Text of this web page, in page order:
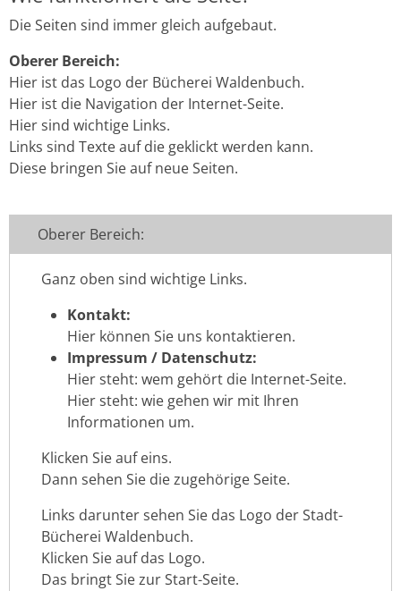
Die Seiten sind immer gleich aufgebaut.
Oberer Bereich:
Hier ist das Logo der Bücherei Waldenbuch.
Hier ist die Navigation der Internet-Seite.
Hier sind wichtige Links.
Links sind Texte auf die geklickt werden kann.
Diese bringen Sie auf neue Seiten.
Oberer Bereich:
Ganz oben sind wichtige Links.
Kontakt:
Hier können Sie uns kontaktieren.
Impressum / Datenschutz:
Hier steht: wem gehört die Internet-Seite.
Hier steht: wie gehen wir mit Ihren
Informationen um.
Klicken Sie auf eins.
Dann sehen Sie die zugehörige Seite.
Links darunter sehen Sie das Logo der Stadt-
Bücherei Waldenbuch.
Klicken Sie auf das Logo.
Das bringt Sie zur Start-Seite.